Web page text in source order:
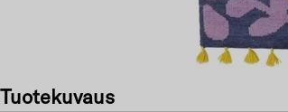
Tuotekuvaus